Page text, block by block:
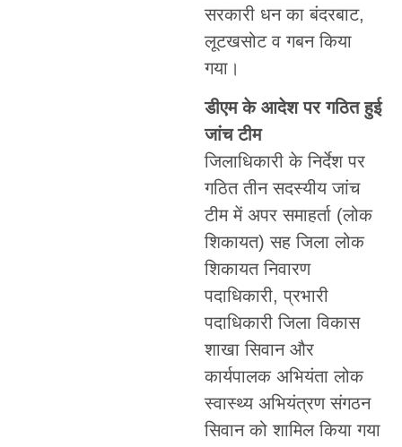
सरकारी धन का बंदरबाट,
लूटखसोट व गबन किया
गया।
डीएम के आदेश पर गठित हुई
जांच टीम
जिलाधिकारी के निर्देश पर
गठित तीन सदस्यीय जांच
टीम में अपर समाहर्ता (लोक
शिकायत) सह जिला लोक
शिकायत निवारण
पदाधिकारी, प्रभारी
पदाधिकारी जिला विकास
शाखा सिवान और
कार्यपालक अभियंता लोक
स्वास्थ्य अभियंत्रण संगठन
सिवान को शामिल किया गया